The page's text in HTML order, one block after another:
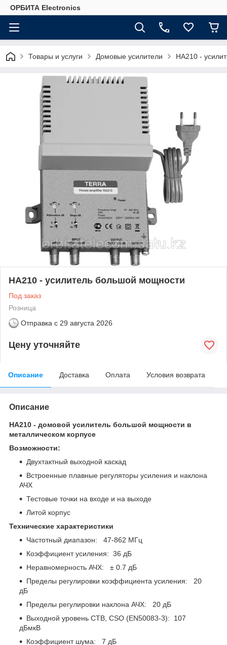
ОРБИТА Electronics
Товары и услуги Домовые усилители HA210 -
HA210 - усилитель большой мощности
Под заказ
Розница
Отправка с 29 августа 2026
Цену уточняйте
Описание Доставка Оплата Условия возврата
Описание
HA210 - домовой усилитель большой мощности в
металлическом корпусе
Возможности:
Двухтактный выходной каскад
Встроенные плавные регуляторы усиления и наклона
АЧХ
Тестовые точки на входе и на выходе
Литой корпус
Технические характеристики
Частотный диапазон: 47-862 МГц
Коэффициент усиления: 36 дБ
Неравномерность АЧХ: ± 0.7 дБ
Пределы регулировки коэффициента усиления: 20
дБ
Пределы регулировки наклона АЧХ: 20 дБ
Выходной уровень CTB, CSO (EN50083-3): 107
дБмкВ
Коэффициент шума: 7 дБ